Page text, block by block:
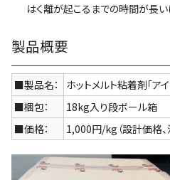
はく離が起こるまでの時間が長
製品概要
■製品名：
ホットメルト粘着剤「
■梱包：
18kg入り段ボール箱
■価格：
1,000円/kg（設計価格、